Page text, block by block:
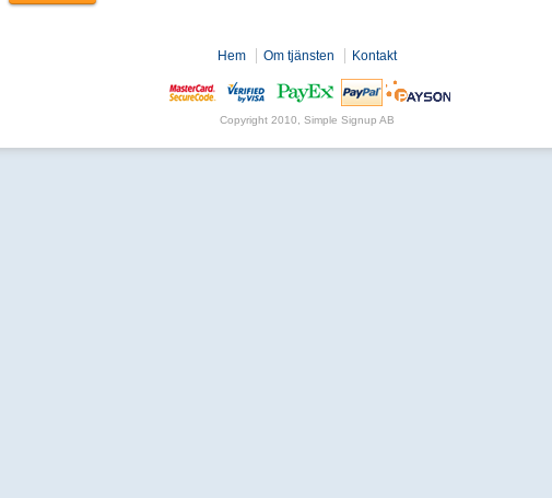
Hem Om tjänsten Kontakt
Copyright 2010, Simple Signup AB